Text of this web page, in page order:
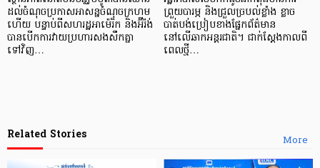
ដល់ចំណុចប្រកាសអាសន្នចំណុចក្រហម
ហើយ បន្ទាប់ពីសហរដ្ឋអាម៉េរិក និងអ៊ីរ៉ង់
បានបើកការវាយប្រហារសងសឹកគ្នា
ទៅវិញ…
ព្រួយបារម្ភ និងជ្រួលច្របល់ខ្លាំង ខ្លាច
បាត់បង់ប្រៀបខាងផ្នែកព័ត៌មាន
នៅលើឆាកអន្តរជាតិ។ ជាក់ស្តែងកាលពី
ពេលថ្មី…
More
Related Stories